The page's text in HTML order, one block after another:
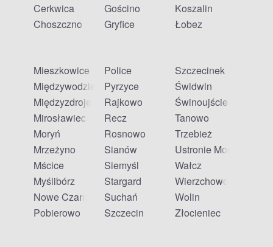
Cerkwica
Choszczno
Gościno
Gryfice
Koszalin
Łobez
Mieszkowice
Międzywodzie
Międzyzdroje
Mirosławiec
Moryń
Mrzeżyno
Mścice
Myślibórz
Nowe Czarnowo
Pobierowo
Police
Pyrzyce
Rajkowo
Recz
Rosnowo
Sianów
Siemyśl
Stargard
Suchań
Szczecin
Szczecinek
Świdwin
Świnoujście
Tanowo
Trzebież
Ustronie Morskie
Wałcz
Wierzchowo
Wolin
Złocieniec